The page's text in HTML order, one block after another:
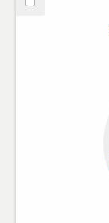
Välj